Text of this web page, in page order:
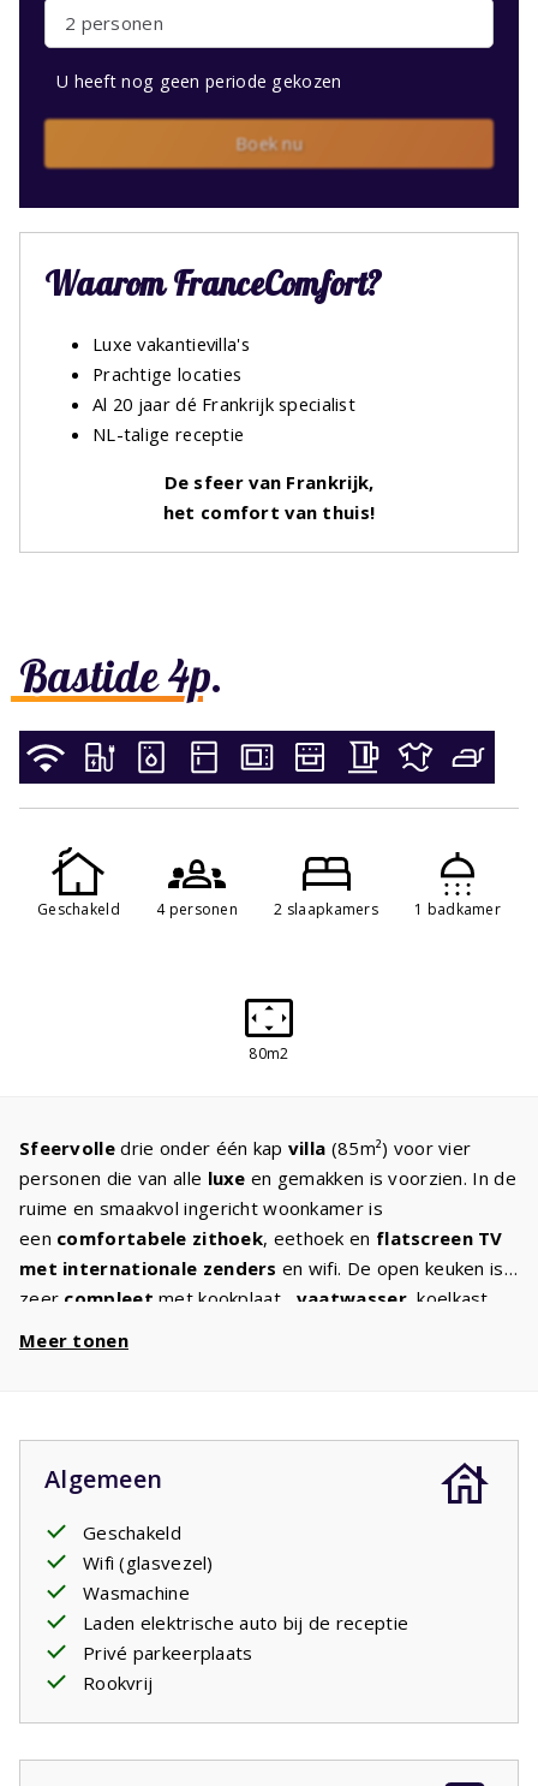
Bastide 4p.
Geschakeld 4 personen 2 slaapkamers 1 badkamer
80m2
Sfeervolledrie onder één kap villa (85m²) voor vier
personen die van alle luxe en gemakken is voorzien. In de
ruime en smaakvol ingericht woonkamer is
een comfortabele zithoek, eethoek en flatscreen TV
met internationale zenders en wifi. De open keuken is
zeer compleet met kookplaat, vaatwasser, koelkast
Er is een apart 2e toilet. In de tuin, waar volopprivacyis,
staat comfortabel
klaar. Er zijn twee
ligbedden. Waar gaat u zitten? Op het overdekte terras
of heerlijk in de Provençaalse zon?
Meer tonen
Algemeen
Geschakeld
Wifi (glasvezel)
Wasmachine
Laden elektrische auto bij de receptie
Privé parkeerplaats
Rookvrij
2 personen
U heeft nog geen periode gekozen
Boek nu
Waarom FranceComfort?
Luxe vakantievilla's
Prachtige locaties
Al 20 jaar dé Frankrijk specialist
NL-talige receptie
De sfeer van Frankrijk,
het comfort van thuis!